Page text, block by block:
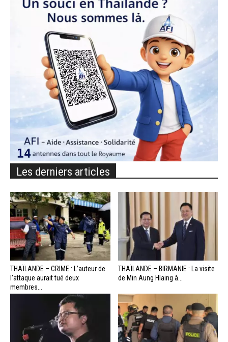
Les derniers articles
THAÏLANDE – CRIME : L’auteur de
l’attaque aurait tué deux
membres...
THAÏLANDE – BIRMANIE : La visite
de Min Aung Hlaing à...